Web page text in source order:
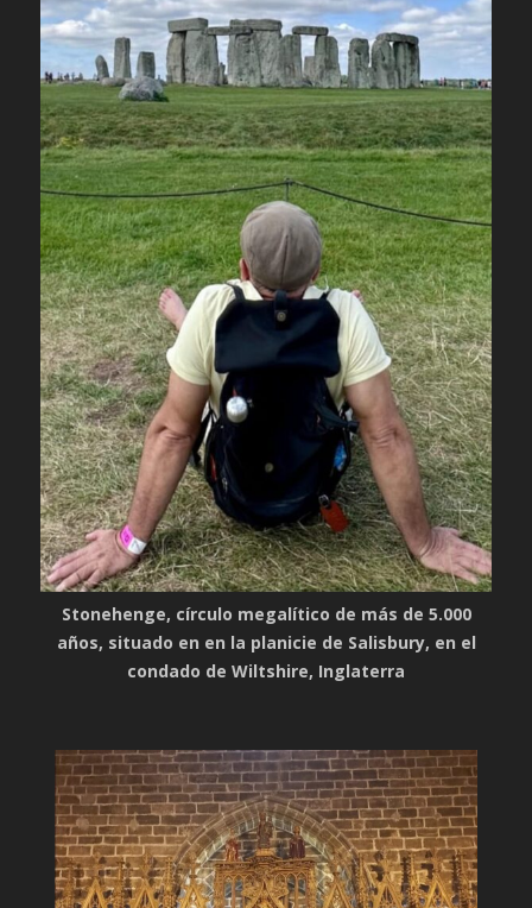
Stonehenge, círculo megalítico de más de 5.000
años, situado en en la planicie de Salisbury, en el
condado de Wiltshire, Inglaterra